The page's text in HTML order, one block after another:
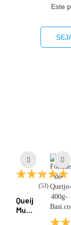
Este
(53)
QueijoVeg
Muçarela